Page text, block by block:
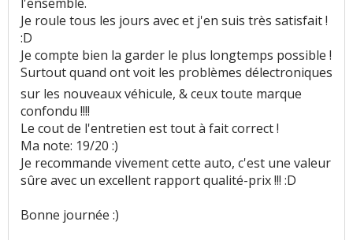
Je roule tous les jours avec et j'en suis très satisfait !
:D
Je compte bien la garder le plus longtemps possible !
Surtout quand ont voit les problèmes délectroniques
sur les nouveaux véhicule, & ceux toute marque
confondu !!!!
Le cout de l'entretien est tout à fait correct !
Ma note: 19/20 :)
Je recommande vivement cette auto, c'est une valeur
sûre avec un excellent rapport qualité-prix !!! :D
Bonne journée :)